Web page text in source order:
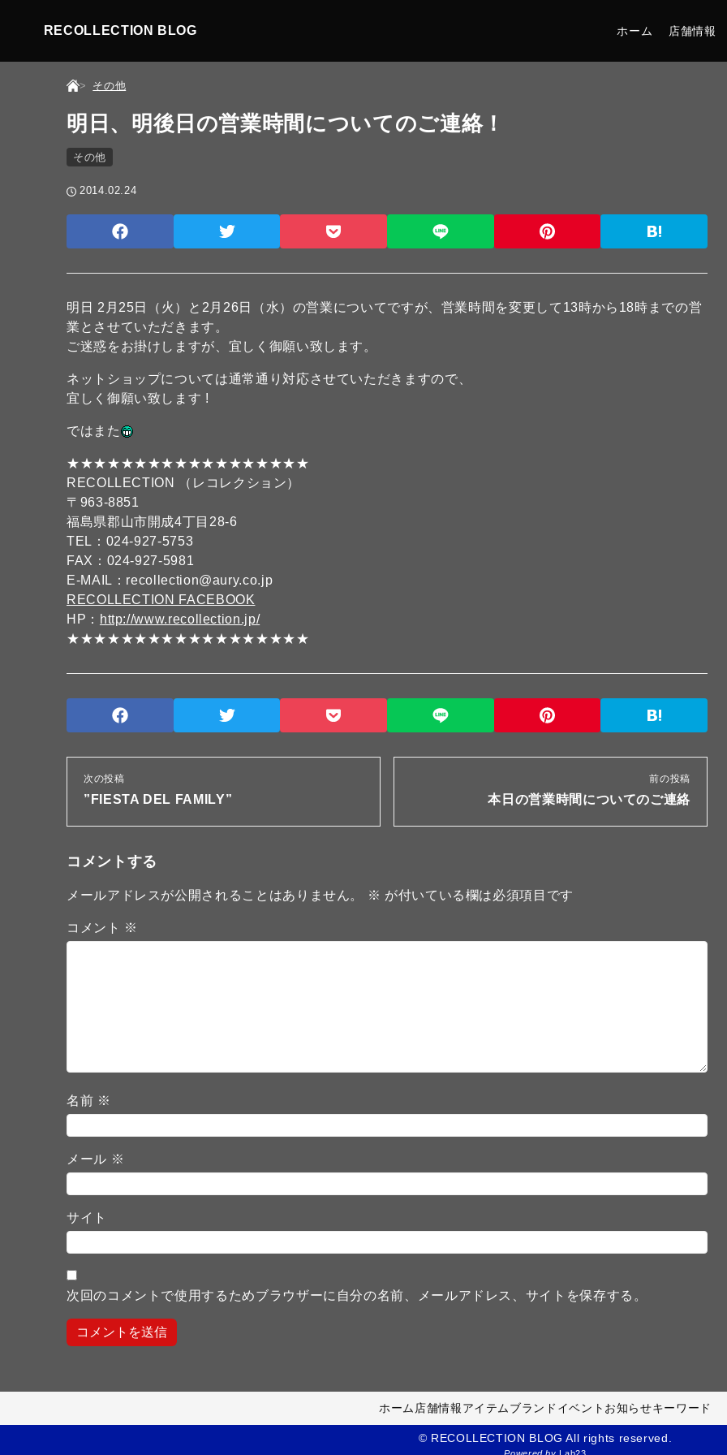
RECOLLECTION BLOG ホーム 店舗情報
その他
明日、明後日の営業時間についてのご連絡！
その他
2014.02.24
明日 2月25日（火）と2月26日（水）の営業についてですが、営業時間を変更して13時から18時までの営
業とさせていただきます。
ご迷惑をお掛けしますが、宜しく御願い致します。
ネットショップについては通常通り対応させていただきますので、
宜しく御願い致します !
ではまた
★★★★★★★★★★★★★★★★★★
RECOLLECTION （レコレクション）
〒963-8851
福島県郡山市開成4丁目28-6
TEL：024-927-5753
FAX：024-927-5981
E-MAIL：recollection@aury.co.jp
RECOLLECTION FACEBOOK
HP： http://www.recollection.jp/
★★★★★★★★★★★★★★★★★★
次の投稿
”FIESTA DEL FAMILY”
前の投稿
本日の営業時間についてのご連絡
コメントする
メールアドレスが公開されることはありません。 ※ が付いている欄は必須項目です
コメント ※
名前 ※
メール ※
サイト
次回のコメントで使用するためブラウザーに自分の名前、メールアドレス、サイトを保存する。
ホーム 店舗情報アイテムブランド イベント お知らせキーワード
© RECOLLECTION BLOG All rights reserved.